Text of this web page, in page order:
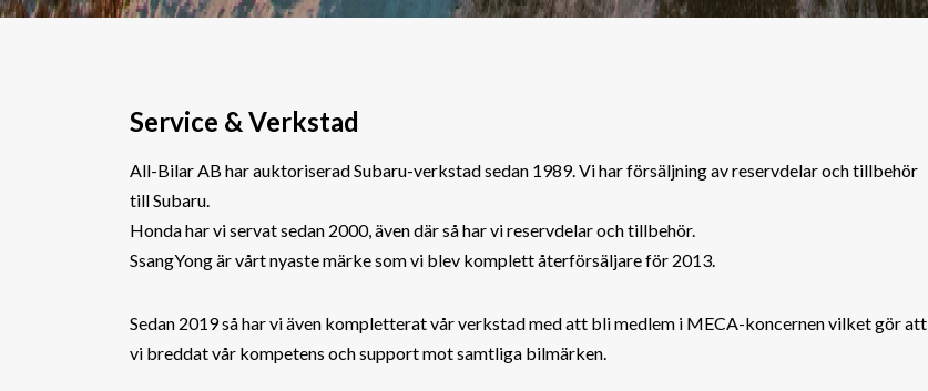
Service & Verkstad
All-Bilar AB har auktoriserad Subaru-verkstad sedan 1989. Vi har försäljning av reservdelar och tillbehör
till Subaru.
Honda har vi servat sedan 2000, även där så har vi reservdelar och tillbehör.
SsangYong är vårt nyaste märke som vi blev komplett återförsäljare för 2013.
Sedan 2019 så har vi även kompletterat vår verkstad med att bli medlem i MECA-koncernen vilket gör att
vi breddat vår kompetens och support mot samtliga bilmärken.